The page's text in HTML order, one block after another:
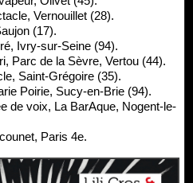
Vernouillet (28).
(17).
Ivry-sur-Seine (94).
Parc de la Sèvre, Vertou (44).
Saint-Grégoire (35).
Poirie, Sucy-en-Brie (94).
de voix, La BarAque, Nogent-le-
Paris 4e.